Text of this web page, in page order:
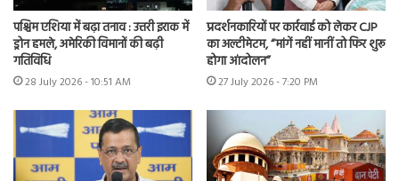
पश्चिम एशिया में बढ़ा तनाव : उत्तरी इराक में
ड्रोन हमले, अमेरिकी विमानों की बढ़ी
गतिविधि
28 July 2026 - 10:51 AM
प्रदर्शनकारियों पर कार्रवाई को लेकर CJP
का अल्टीमेटम, “मांगें नहीं मानीं तो फिर शुरू
होगा आंदोलन”
27 July 2026 - 7:20 PM